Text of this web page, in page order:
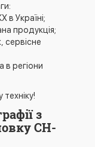
в Україні;
продукція;
сервісне
регіони
з
CH-